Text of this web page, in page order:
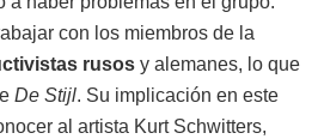
con los miembros de la
rusos y alemanes, lo que
De Stijl. Su implicación en este
al artista Kurt Schwitters,